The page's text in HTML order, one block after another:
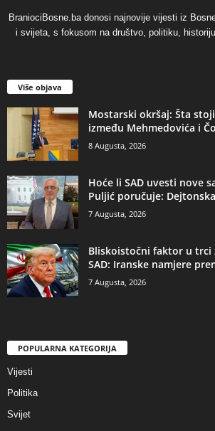
BraniociBosne.ba donosi najnovije vijesti iz
i svijeta, s fokusom na društvo, politiku,
Više objava
Mostarski okršaj: Šta
između Mehmedovića i
8 Augusta, 2026
​Hoće li SAD uvesti nove
Puljić poručuje:
7 Augusta, 2026
​Bliskoistočni faktor u trci
SAD: Iranske namjere
7 Augusta, 2026
POPULARNA KATEGORIJA
Vijesti
Politika
Svijet